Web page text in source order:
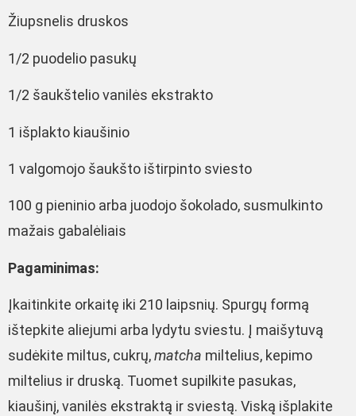
Žiupsnelis druskos
1/2 puodelio pasukų
1/2 šaukštelio vanilės ekstrakto
1 išplakto kiaušinio
1 valgomojo šaukšto ištirpinto sviesto
100 g pieninio arba juodojo šokolado, susmulkinto
mažais gabalėliais
Pagaminimas:
Įkaitinkite orkaitę iki 210 laipsnių. Spurgų formą
ištepkite aliejumi arba lydytu sviestu. Į maišytuvą
sudėkite miltus, cukrų,matcha miltelius, kepimo
miltelius ir druską. Tuomet supilkite pasukas,
kiaušinį, vanilės ekstraktą ir sviestą. Viską išplakite